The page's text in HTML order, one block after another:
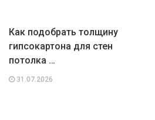
Как подобрать толщину
гипсокартона для стен
потолка …
31.07.2026